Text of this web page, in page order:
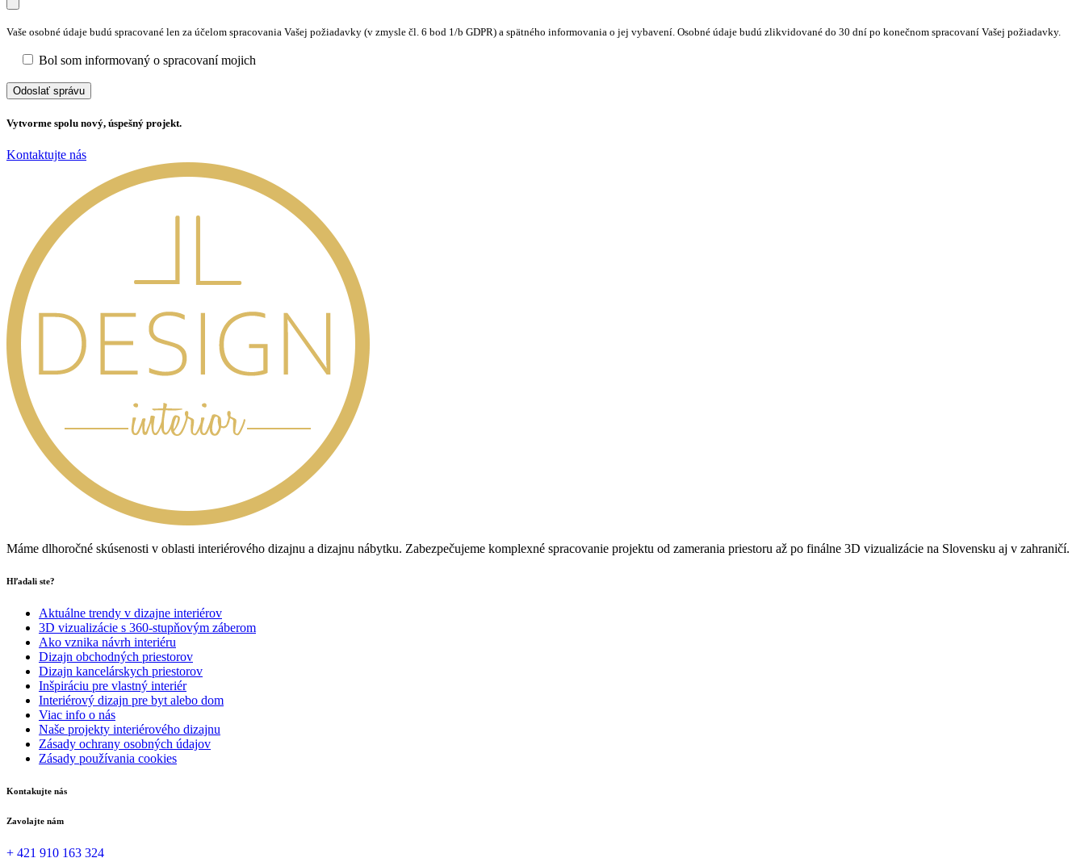
Vaše osobné údaje budú spracované len za účelom spracovania Vašej požiadavky (v zmysle čl. 6 bod 1/b GDPR) a spätného informovania o jej vybavení. Osobné údaje budú zlikvidované do 30 dní po konečnom spracovaní Vašej požiadavky.
Bol som informovaný o spracovaní mojich
Vytvorme spolu nový, úspešný projekt.
Kontaktujte nás
Máme dlhoročné skúsenosti v oblasti interiérového dizajnu a dizajnu nábytku. Zabezpečujeme komplexné spracovanie projektu od zamerania priestoru až po finálne 3D vizualizácie na Slovensku aj v zahraničí.
Hľadali ste?
Aktuálne trendy v dizajne interiérov
3D vizualizácie s 360-stupňovým záberom
Ako vznika návrh interiéru
Dizajn obchodných priestorov
Dizajn kancelárskych priestorov
Inšpiráciu pre vlastný interiér
Interiérový dizajn pre byt alebo dom
Viac info o nás
Naše projekty interiérového dizajnu
Zásady ochrany osobných údajov
Zásady používania cookies
Kontakujte nás
Zavolajte nám
+ 421 910 163 324